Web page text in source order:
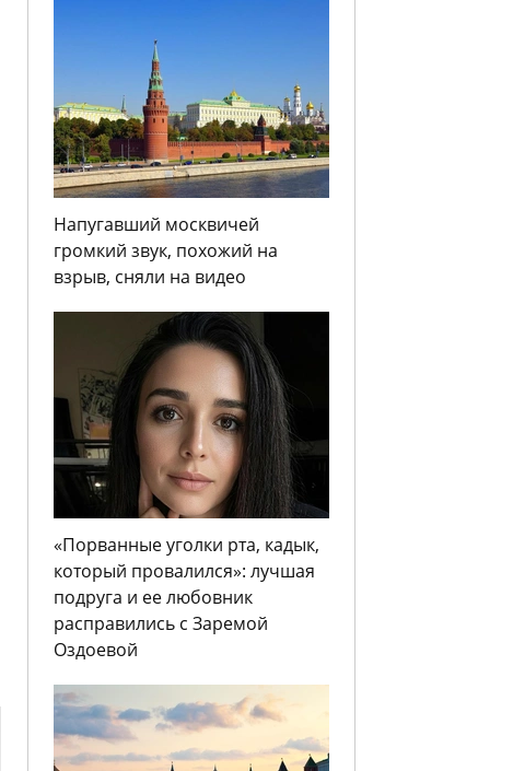
Напугавший москвичей
громкий звук, похожий на
взрыв, сняли на видео
«Порванные уголки рта, кадык,
который провалился»: лучшая
подруга и ее любовник
расправились с Заремой
Оздоевой